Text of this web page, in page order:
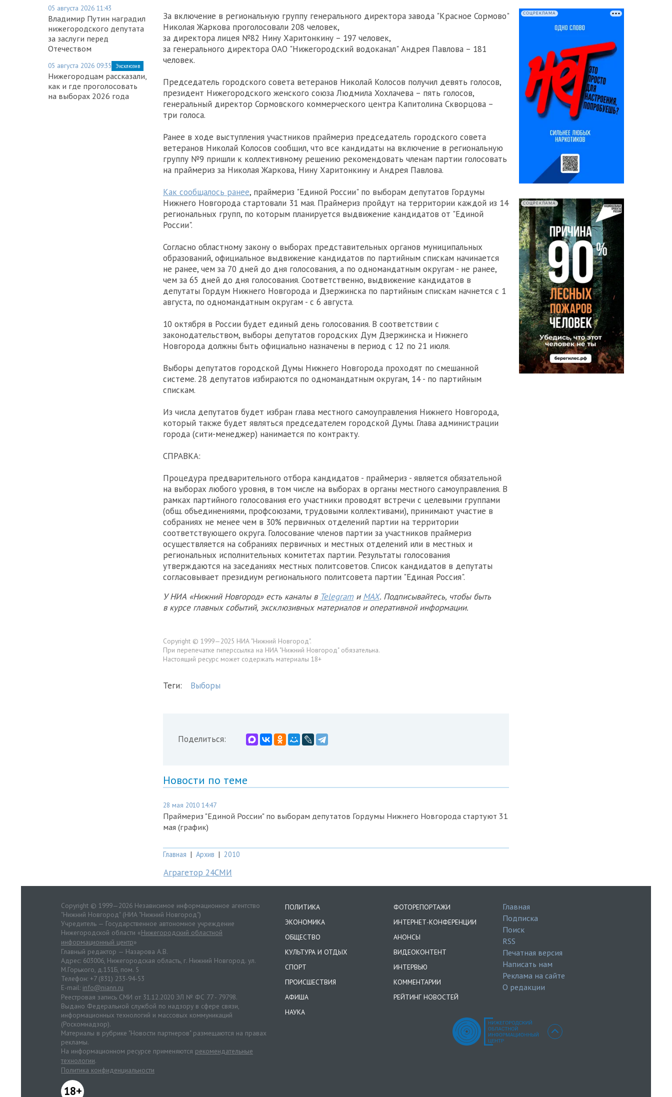
05 августа 2026 11:43
Владимир Путин наградил
нижегородского депутата
за заслуги перед
Отечеством
05 августа 2026 09:35 Эксклюзив
Нижегородцам рассказали,
как и где проголосовать
на выборах 2026 года
За включение в региональную группу генерального директора завода "Красное Сормово"
Николая Жаркова проголосовали 208 человек,
за директора лицея №82 Нину Харитонкину – 197 человек,
за генерального директора ОАО "Нижегородский водоканал" Андрея Павлова – 181
человек.
Председатель городского совета ветеранов Николай Колосов получил девять голосов,
президент Нижегородского женского союза Людмила Хохлачева – пять голосов,
генеральный директор Сормовского коммерческого центра Капитолина Скворцова –
три голоса.
Ранее в ходе выступления участников праймериз председатель городского совета
ветеранов Николай Колосов сообщил, что все кандидаты на включение в региональную
группу №9 пришли к коллективному решению рекомендовать членам партии голосовать
на праймериз за Николая Жаркова, Нину Харитонкину и Андрея Павлова.
Как сообщалось ранее, праймериз "Единой России" по выборам депутатов Гордумы
Нижнего Новгорода стартовали 31 мая. Праймериз пройдут на территории каждой из 14
региональных групп, по которым планируется выдвижение кандидатов от "Единой
России".
Согласно областному закону о выборах представительных органов муниципальных
образований, официальное выдвижение кандидатов по партийным спискам начинается
не ранее, чем за 70 дней до дня голосования, а по одномандатным округам - не ранее,
чем за 65 дней до дня голосования. Соответственно, выдвижение кандидатов в
депутаты Гордум Нижнего Новгорода и Дзержинска по партийным спискам начнется с 1
августа, по одномандатным округам - с 6 августа.
10 октября в России будет единый день голосования. В соответствии с
законодательством, выборы депутатов городских Дум Дзержинска и Нижнего
Новгорода должны быть официально назначены в период с 12 по 21 июля.
Выборы депутатов городской Думы Нижнего Новгорода проходят по смешанной
системе. 28 депутатов избираются по одномандатным округам, 14 - по партийным
спискам.
Из числа депутатов будет избран глава местного самоуправления Нижнего Новгорода,
который также будет являться председателем городской Думы. Глава администрации
города (сити-менеджер) нанимается по контракту.
СПРАВКА:
Процедура предварительного отбора кандидатов - праймериз - является обязательной
на выборах любого уровня, в том числе на выборах в органы местного самоуправления. В
рамках партийного голосования его участники проводят встречи с целевыми группами
(общ. объединениями, профсоюзами, трудовыми коллективами), принимают участие в
собраниях не менее чем в 30% первичных отделений партии на территории
соответствующего округа. Голосование членов партии за участников праймериз
осуществляется на собраниях первичных и местных отделений или в местных и
региональных исполнительных комитетах партии. Результаты голосования
утверждаются на заседаниях местных политсоветов. Список кандидатов в депутаты
согласовывает президиум регионального политсовета партии "Единая Россия".
У НИА «Нижний Новгород» есть каналы в Telegram и MAX. Подписывайтесь, чтобы быть
в курсе главных событий, эксклюзивных материалов и оперативной информации.
Copyright © 1999—2025 НИА "Нижний Новгород".
При перепечатке гиперссылка на НИА "Нижний Новгород" обязательна.
Настоящий ресурс может содержать материалы 18+
Теги: Выборы
Поделиться:
Новости по теме
28 мая 2010 14:47
Праймериз "Единой России" по выборам депутатов Гордумы Нижнего Новгорода стартуют 31
мая (график)
Главная | Архив | 2010
Аграгетор 24СМИ
СОЦРЕКЛАМА
СОЦРЕКЛАМА
Copyright © 1999—2026 Независимое информационное агентство
"Нижний Новгород" (НИА "Нижний Новгород")
Учредитель — Государственное автономное учреждение
Нижегородской области «Нижегородский областной
информационный центр»
Главный редактор — Назарова А.В.
Адрес: 603006, Нижегородская область, г. Нижний Новгород. ул.
М.Горького, д.151Б, пом. 5
Телефон: +7 (831) 233-94-53
E-mail: info@niann.ru
Реестровая запись СМИ от 31.12.2020 ЭЛ № ФС 77 - 79798.
Выдано Федеральной службой по надзору в сфере связи,
информационных технологий и массовых коммуникаций
(Роскомнадзор).
Материалы в рубрике "Новости партнеров" размещаются на правах
рекламы.
На информационном ресурсе применяются рекомендательные
технологии.
Политика конфиденциальности
18+
ПОЛИТИКА
ЭКОНОМИКА
ОБЩЕСТВО
КУЛЬТУРА И ОТДЫХ
СПОРТ
ПРОИСШЕСТВИЯ
АФИША
НАУКА
ФОТОРЕПОРТАЖИ
ИНТЕРНЕТ-КОНФЕРЕНЦИИ
АНОНСЫ
ВИДЕОКОНТЕНТ
ИНТЕРВЬЮ
КОММЕНТАРИИ
РЕЙТИНГ НОВОСТЕЙ
Главная
Подписка
Поиск
RSS
Печатная версия
Написать нам
Реклама на сайте
О редакции